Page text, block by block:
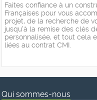
Faites confiance à un
Françaises pour vous
projet, de la recherche de
jusqu'à la remise des clés
personnalisée, et tout cela
liées au contrat CMI.
Qui sommes-nous